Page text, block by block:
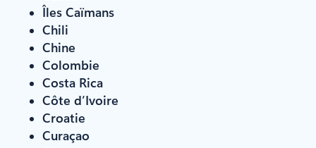
Îles Caïmans
Chili
Chine
Colombie
Costa Rica
Côte d’Ivoire
Croatie
Curaçao